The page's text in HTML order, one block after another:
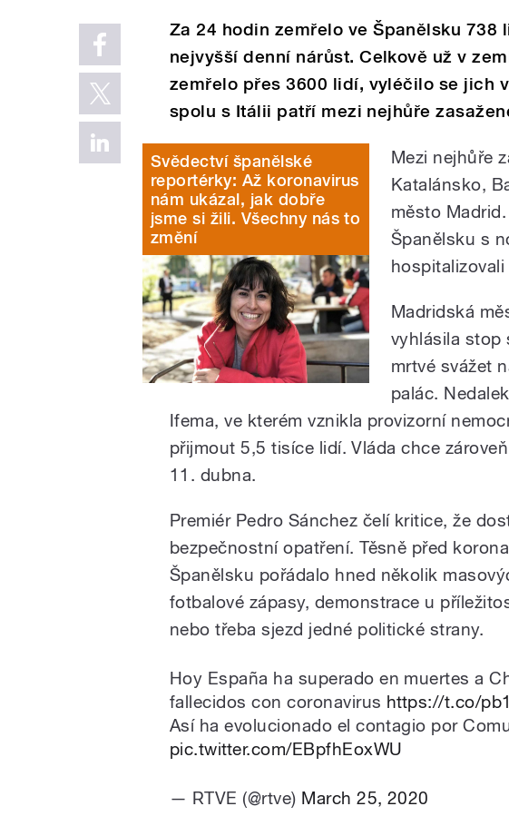
Za 24 hodin zemřelo ve Španělsku 738
nejvyšší denní nárůst. Celkově už v
zemřelo přes 3600 lidí, vyléčilo se jich
spolu s Itálii patří mezi nejhůře
Svědectví španělské
reportérky: Až koronavirus
nám ukázal, jak dobře
jsme si žili. Všechny nás to
změní
Mezi nejhůře
Katalánsko,
město
Španělsku s
Madridská
vyhlásila stop
mrtvé svážet
palác.
Ifema, ve kterém vznikla provizorní
přijmout 5,5 tisíce lidí. Vláda chce
11. dubna.
Premiér Pedro Sánchez čelí kritice, že
bezpečnostní opatření. Těsně před
Španělsku pořádalo hned několik
fotbalové zápasy, demonstrace u
nebo třeba sjezd jedné politické strany.
Hoy España ha superado en muertes a
fallecidos con coronavirus https://t.co/
Así ha evolucionado el contagio por
pic.twitter.com/EBpfhEoxWU
— RTVE (@rtve) March 25, 2020